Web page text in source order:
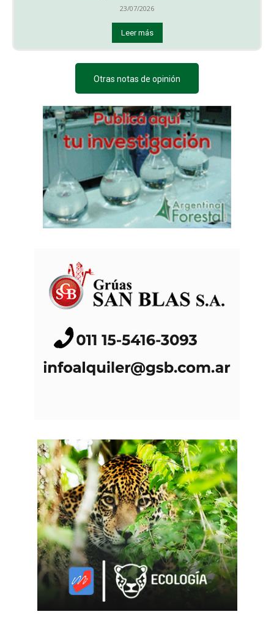
23/07/2026
Leer más
Otras notas de opinión